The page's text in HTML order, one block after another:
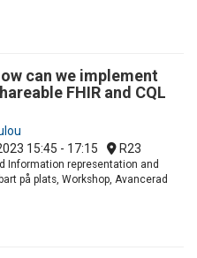
can we implement
FHIR and CQL
15:45 - 17:15 R23
Information representation and
på plats, Workshop, Avancerad